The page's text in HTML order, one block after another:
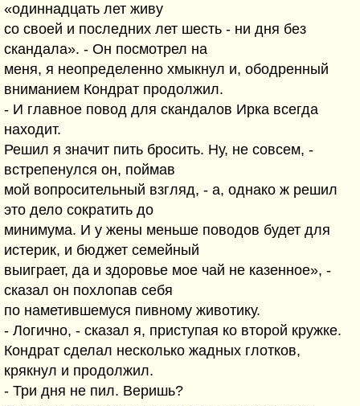
«одиннадцать лет живу
со своей и последних лет шесть - ни дня без
скандала». - Он посмотрел на
меня, я неопределенно хмыкнул и, ободренный
вниманием Кондрат продолжил.
- И главное повод для скандалов Ирка всегда
находит.
Решил я значит пить бросить. Ну, не совсем, -
встрепенулся он, поймав
мой вопросительный взгляд, - а, однако ж решил
это дело сократить до
минимума. И у жены меньше поводов будет для
истерик, и бюджет семейный
выиграет, да и здоровье мое чай не казенное», -
сказал он похлопав себя
по наметившемуся пивному животику.
- Логично, - сказал я, приступая ко второй кружке.
Кондрат сделал несколько жадных глотков,
крякнул и продолжил.
- Три дня не пил. Веришь?